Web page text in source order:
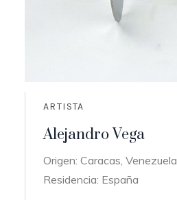
ARTISTA
Alejandro Vega
Origen: Caracas, Venezuela
Residencia: España